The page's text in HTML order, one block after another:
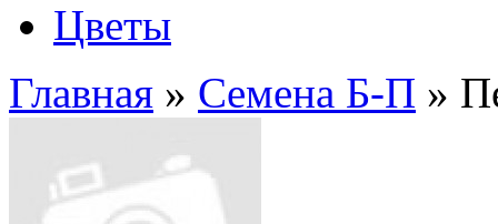
Цветы
Главная » Семена Б-П »